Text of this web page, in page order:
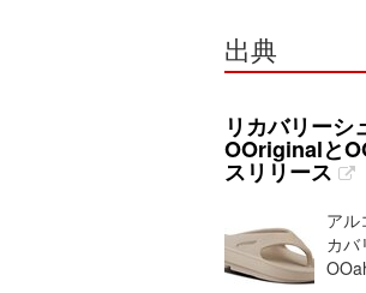
出典
リカバリー
OOriginalと
スリリース
アル
カバ